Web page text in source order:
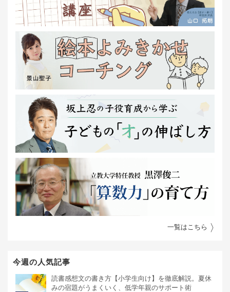
一覧はこちら
今週の人気記事
読書感想文の書き方【小学生向け】を徹底解説。夏休
みの宿題がうまくいく、低学年親のサポート術